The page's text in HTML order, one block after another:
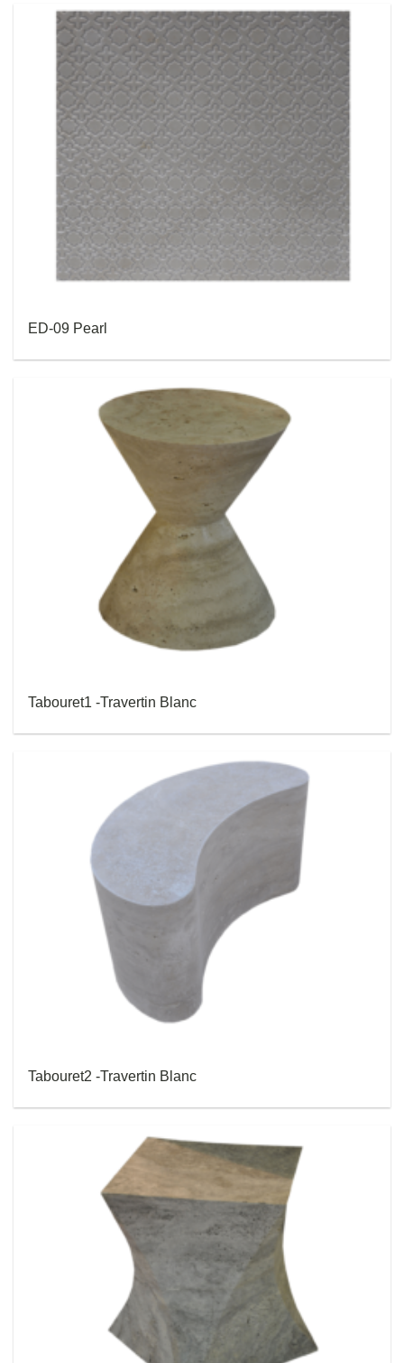
ED-09 Pearl
Tabouret1 -Travertin Blanc
Tabouret2 -Travertin Blanc